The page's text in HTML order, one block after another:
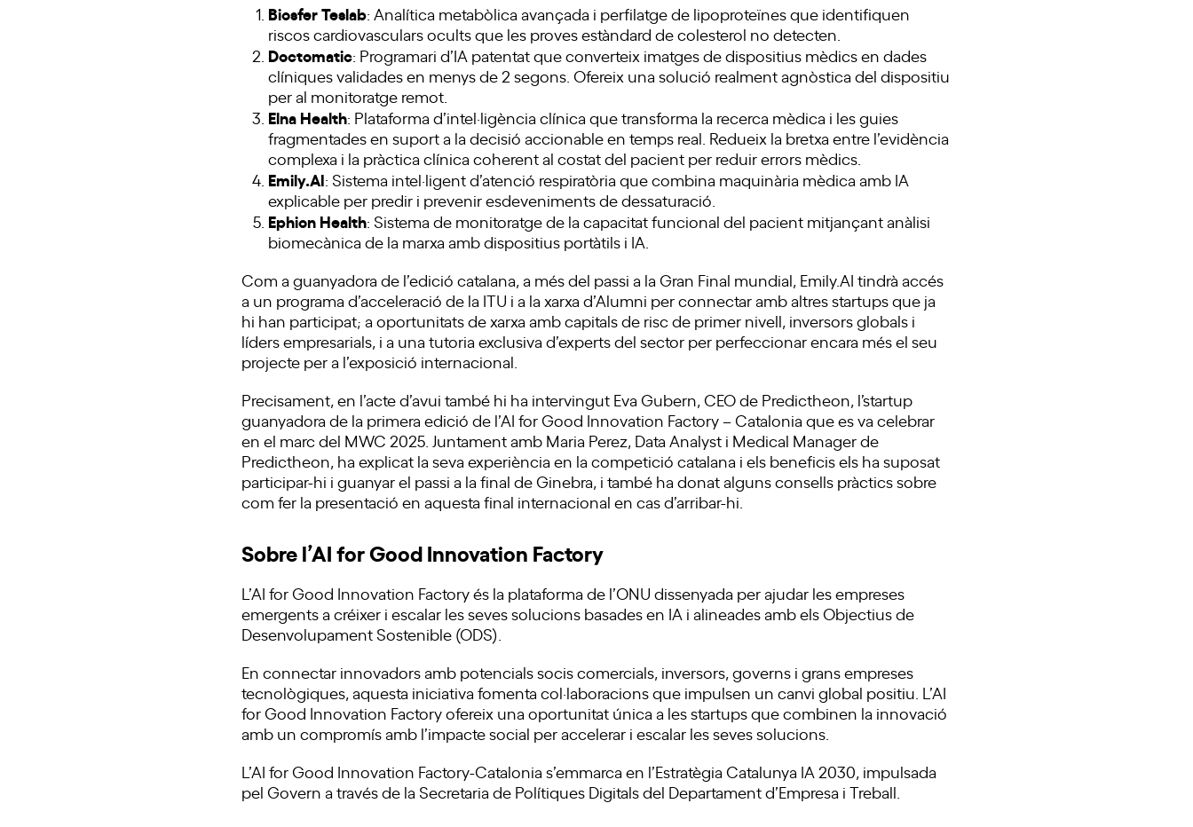
Biosfer Teslab: Analítica metabòlica avançada i perfilatge de lipoproteïnes que identifiquen
riscos cardiovasculars ocults que les proves estàndard de colesterol no detecten.
Doctomatic: Programari d’IA patentat que converteix imatges de dispositius mèdics en dades
clíniques validades en menys de 2 segons. Ofereix una solució realment agnòstica del dispositiu
per al monitoratge remot.
Elna Health: Plataforma d’intel·ligència clínica que transforma la recerca mèdica i les guies
fragmentades en suport a la decisió accionable en temps real. Redueix la bretxa entre l’evidència
complexa i la pràctica clínica coherent al costat del pacient per reduir errors mèdics.
Emily.AI: Sistema intel·ligent d’atenció respiratòria que combina maquinària mèdica amb IA
explicable per predir i prevenir esdeveniments de dessaturació.
Ephion Health: Sistema de monitoratge de la capacitat funcional del pacient mitjançant anàlisi
biomecànica de la marxa amb dispositius portàtils i IA.
Com a guanyadora de l’edició catalana, a més del passi a la Gran Final mundial, Emily.AI tindrà accés
a un programa d’acceleració de la ITU i a la xarxa d’Alumni per connectar amb altres startups que ja
hi han participat; a oportunitats de xarxa amb capitals de risc de primer nivell, inversors globals i
líders empresarials, i a una tutoria exclusiva d’experts del sector per perfeccionar encara més el seu
projecte per a l’exposició internacional.
Precisament, en l’acte d’avui també hi ha intervingut Eva Gubern, CEO de Predictheon, l’startup
guanyadora de la primera edició de l’AI for Good Innovation Factory – Catalonia que es va celebrar
en el marc del MWC 2025. Juntament amb Maria Perez, Data Analyst i Medical Manager de
Predictheon, ha explicat la seva experiència en la competició catalana i els beneficis els ha suposat
participar-hi i guanyar el passi a la final de Ginebra, i també ha donat alguns consells pràctics sobre
com fer la presentació en aquesta final internacional en cas d’arribar-hi.
Sobre l’AI for Good Innovation Factory
L’AI for Good Innovation Factory és la plataforma de l’ONU dissenyada per ajudar les empreses
emergents a créixer i escalar les seves solucions basades en IA i alineades amb els Objectius de
Desenvolupament Sostenible (ODS).
En connectar innovadors amb potencials socis comercials, inversors, governs i grans empreses
tecnològiques, aquesta iniciativa fomenta col·laboracions que impulsen un canvi global positiu. L’AI
for Good Innovation Factory ofereix una oportunitat única a les startups que combinen la innovació
amb un compromís amb l’impacte social per accelerar i escalar les seves solucions.
L’AI for Good Innovation Factory-Catalonia s’emmarca en l’Estratègia Catalunya IA 2030, impulsada
pel Govern a través de la Secretaria de Polítiques Digitals del Departament d’Empresa i Treball.